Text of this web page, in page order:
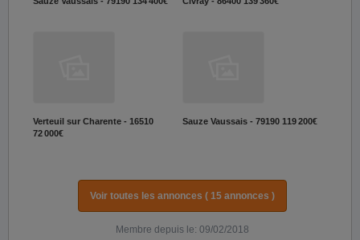
Verteuil sur Charente - 16510
72 000€
Sauze Vaussais - 79190 119 200€
Voir toutes les annonces ( 15 annonces )
Membre depuis le: 09/02/2018